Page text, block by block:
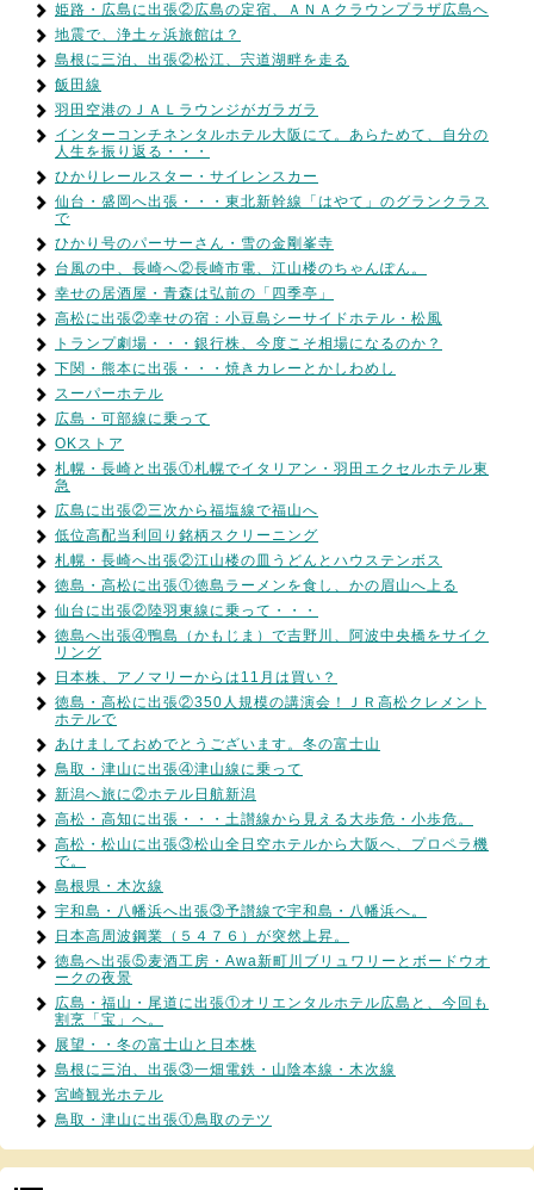
姫路・広島に出張②広島の定宿、ＡＮＡクラウンプラザ広島へ
地震で、浄土ヶ浜旅館は？
島根に三泊、出張②松江、宍道湖畔を走る
飯田線
羽田空港のＪＡＬラウンジがガラガラ
インターコンチネンタルホテル大阪にて。あらためて、自分の
人生を振り返る・・・
ひかりレールスター・サイレンスカー
仙台・盛岡へ出張・・・東北新幹線「はやて」のグランクラス
で
ひかり号のパーサーさん・雪の金剛峯寺
台風の中、長崎へ②長崎市電、江山楼のちゃんぽん。
幸せの居酒屋・青森は弘前の「四季亭」
高松に出張②幸せの宿：小豆島シーサイドホテル・松風
トランプ劇場・・・銀行株、今度こそ相場になるのか？
下関・熊本に出張・・・焼きカレーとかしわめし
スーパーホテル
広島・可部線に乗って
OKストア
札幌・長崎と出張①札幌でイタリアン・羽田エクセルホテル東
急
広島に出張②三次から福塩線で福山へ
低位高配当利回り銘柄スクリーニング
札幌・長崎へ出張②江山楼の皿うどんとハウステンボス
徳島・高松に出張①徳島ラーメンを食し、かの眉山へ上る
仙台に出張②陸羽東線に乗って・・・
徳島へ出張④鴨島（かもじま）で吉野川、阿波中央橋をサイク
リング
日本株、アノマリーからは11月は買い？
徳島・高松に出張②350人規模の講演会！ＪＲ高松クレメント
ホテルで
あけましておめでとうございます。冬の富士山
鳥取・津山に出張④津山線に乗って
新潟へ旅に②ホテル日航新潟
高松・高知に出張・・・土讃線から見える大歩危・小歩危。
高松・松山に出張③松山全日空ホテルから大阪へ、プロペラ機
で。
島根県・木次線
宇和島・八幡浜へ出張③予讃線で宇和島・八幡浜へ。
日本高周波鋼業（５４７６）が突然上昇。
徳島へ出張⑤麦酒工房・Awa新町川ブリュワリーとボードウオ
ークの夜景
広島・福山・尾道に出張①オリエンタルホテル広島と、今回も
割烹「宝」へ。
展望・・冬の富士山と日本株
島根に三泊、出張③一畑電鉄・山陰本線・木次線
宮崎観光ホテル
鳥取・津山に出張①鳥取のテツ